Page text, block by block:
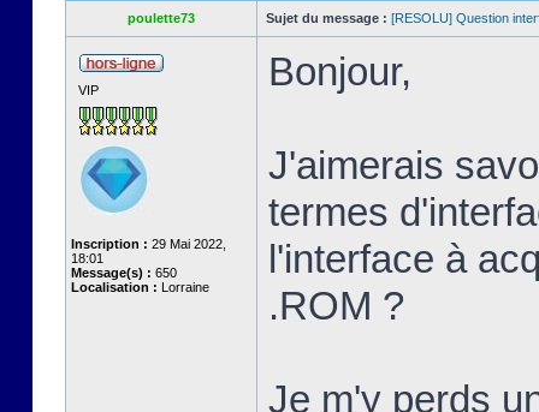
poulette73 Sujet du message : [RESOLU] Question
VIP
Inscription : 29 Mai 2022,
18:01
Message(s) : 650
Localisation : Lorraine
Bonjour,
J'aimerais
termes
l'interface à
.ROM ?
Je m'y perds